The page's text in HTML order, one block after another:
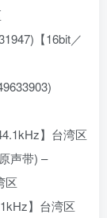
【16bit／
】台湾区
声带) –
区
】台湾区